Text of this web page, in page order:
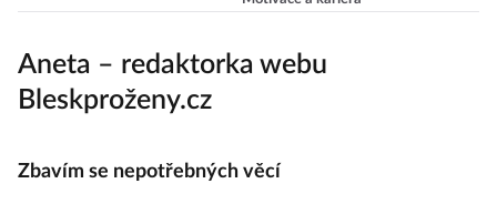
Aneta – redaktorka webu
Bleskproženy.cz
Zbavím se nepotřebných věcí